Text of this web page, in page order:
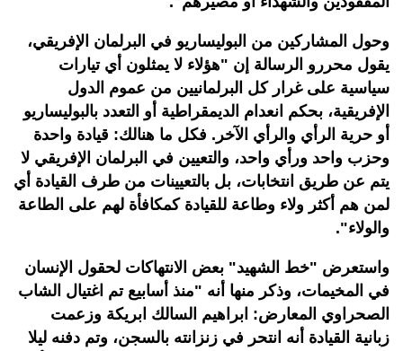
وحول المشاركين من البوليساريو في البرلمان الإفريقي،
يقول محررو الرسالة إن "هؤلاء لا يمثلون أي تيارات
سياسية على غرار كل البرلمانيين من عموم الدول
الإفريقية، بحكم انعدام الديمقراطية أو التعدد بالبوليساريو
أو حرية الرأي والرأي الآخر. فكل ما هنالك: قيادة واحدة
وحزب واحد ورأي واحد، والتعيين في البرلمان الإفريقي لا
يتم عن طريق انتخابات، بل بالتعيينات من طرف القيادة أي
لمن هم أكثر ولاء وطاعة للقيادة كمكافأة لهم على الطاعة
والولاء".
واستعرض "خط الشهيد" بعض الانتهاكات لحقول الإنسان
في المخيمات، وذكر منها أنه "منذ أسابيع تم اغتيال الشاب
الصحراوي المعارض: ابراهيم السالك ابريكة وزعمت
زبانية القيادة أنه انتحر في زنزانته بالسجن، وتم دفنه ليلا